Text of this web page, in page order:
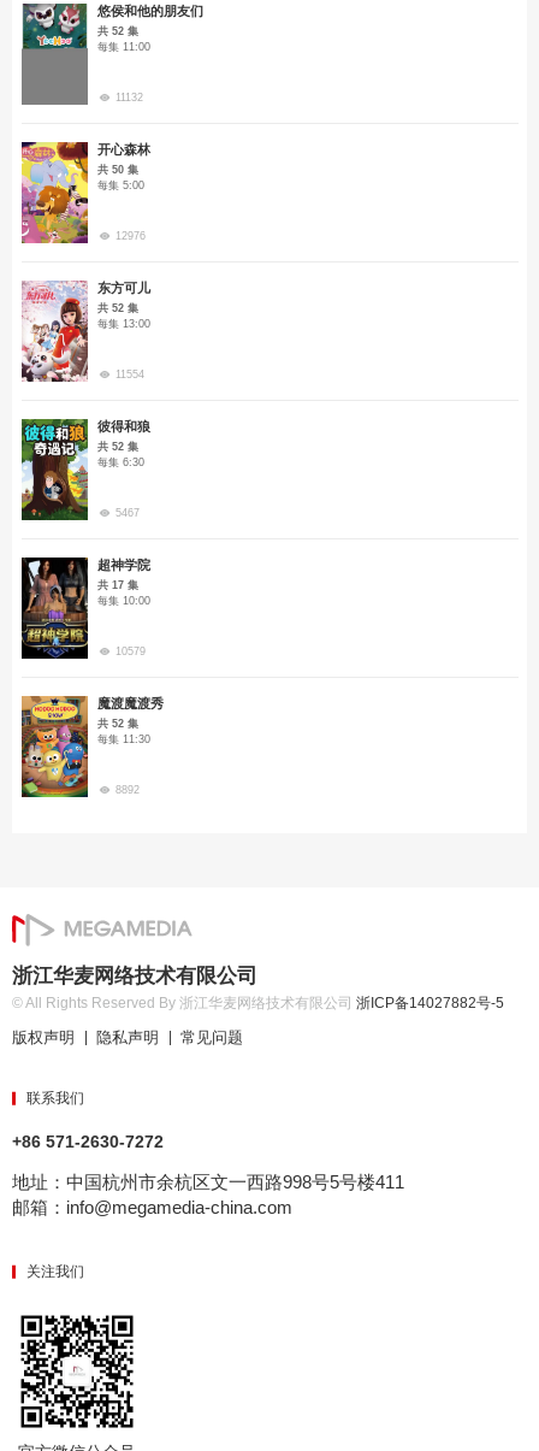
悠侯和他的朋友们
共 52 集
每集 11:00
11132
开心森林
共 50 集
每集 5:00
12976
东方可儿
共 52 集
每集 13:00
11554
彼得和狼
共 52 集
每集 6:30
5467
超神学院
共 17 集
每集 10:00
10579
魔渡魔渡秀
共 52 集
每集 11:30
8892
浙江华麦网络技术有限公司
© All Rights Reserved By 浙江华麦网络技术有限公司 浙ICP备14027882号-5
版权声明 隐私声明 常见问题
联系我们
+86 571-2630-7272
地址：中国杭州市余杭区文一西路998号5号楼411
邮箱：info@megamedia-china.com
关注我们